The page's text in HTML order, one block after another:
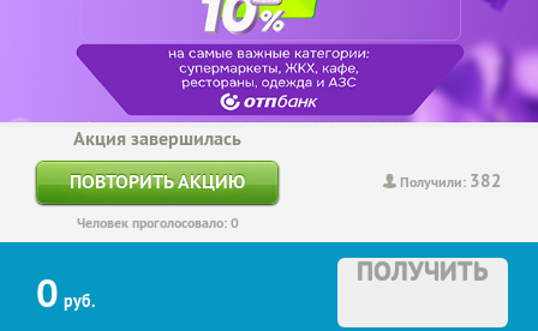
Получили: 382
Акция завершилась
ПОВТОРИТЬ АКЦИЮ
Человек проголосовало: 0
0 руб.
ПОЛУЧИТЬ